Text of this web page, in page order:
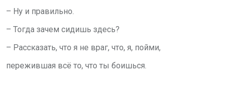
– Ну и правильно.
– Тогда зачем сидишь здесь?
– Рассказать, что я не враг, что, я, пойми,
пережившая всё то, что ты боишься.